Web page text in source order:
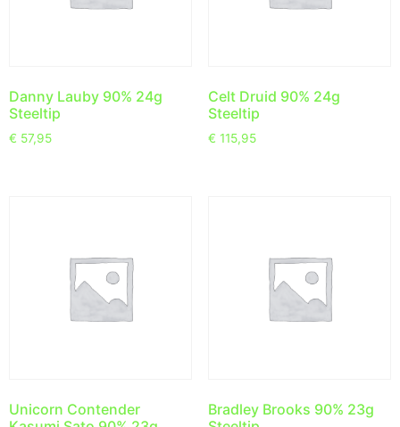
Danny Lauby 90% 24g
Steeltip
€ 57,95
Celt Druid 90% 24g
Steeltip
€ 115,95
Unicorn Contender
Bradley Brooks 90% 23g